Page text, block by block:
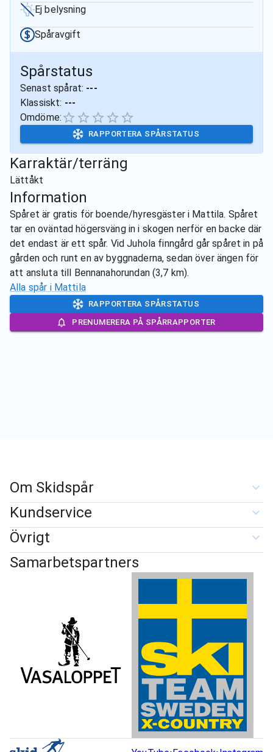
Ej belysning
Spåravgift
Spårstatus
Senast spårat: ---
Klassiskt: ---
Omdöme:
RAPPORTERA SPÅRSTATUS
Karraktär/terräng
Lättåkt
Information
Spåret är gratis för boende/hyresgäster i Mattila. Spåret
tar en oväntad högersväng in i skogen nerför en backe där
det endast är ett spår. Vid Juhola finngård går spåret in på
gården och runt en av byggnaderna, sedan över ängen för
att ansluta till Bennanahorundan (3,7 km).
Alla spår i Mattila
RAPPORTERA SPÅRSTATUS
PRENUMERERA PÅ SPÅRRAPPORTER
Om Skidspår
Kundservice
Övrigt
Samarbetspartners